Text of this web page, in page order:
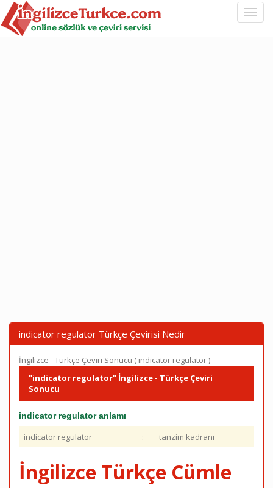
indicator regulator Türkçe Çevirisi Nedir
İngilizce - Türkçe Çeviri Sonucu ( indicator regulator )
"indicator regulator" İngilizce - Türkçe Çeviri
Sonucu
indicator regulator anlamı
indicator regulator : tanzim kadranı
İngilizce Türkçe Cümle